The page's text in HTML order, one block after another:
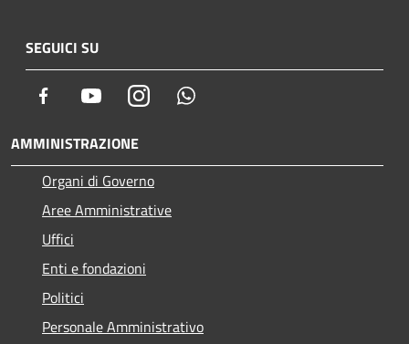
SEGUICI SU
Facebook YoutubeInstagram
AMMINISTRAZIONE
Organi di Governo
Aree Amministrative
Uffici
Enti e fondazioni
Politici
Personale Amministrativo